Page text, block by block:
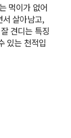
먹이가 없어
살아남고,
견디는 특징
있는 천적입